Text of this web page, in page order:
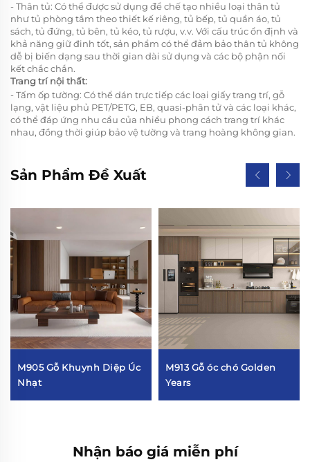
- Thân tủ: Có thể được sử dụng để chế tạo nhiều loại thân tủ
như tủ phòng tắm theo thiết kế riêng, tủ bếp, tủ quần áo, tủ
sách, tủ đứng, tủ bên, tủ kéo, tủ rượu, v.v. Với cấu trúc ổn định và
khả năng giữ đinh tốt, sản phẩm có thể đảm bảo thân tủ không
dễ bị biến dạng sau thời gian dài sử dụng và các bộ phận nối
kết chắc chắn.
Trang trí nội thất:
- Tấm ốp tường: Có thể dán trực tiếp các loại giấy trang trí, gỗ
lạng, vật liệu phủ PET/PETG, EB, quasi-phân tử và các loại khác,
có thể đáp ứng nhu cầu của nhiều phong cách trang trí khác
nhau, đồng thời giúp bảo vệ tường và trang hoàng không gian.
Sản Phẩm Đề Xuất
M905 Gỗ Khuynh Diệp Úc
Nhạt
M913 Gỗ óc chó Golden
Years
Nhận báo giá miễn phí